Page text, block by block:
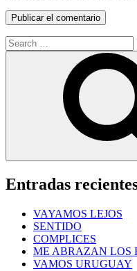
Search
for:
Entradas
VAYAMOS LEJOS
SENTIDO
COMPLICES
ME ABRAZAN LOS
VAMOS URUGUAY